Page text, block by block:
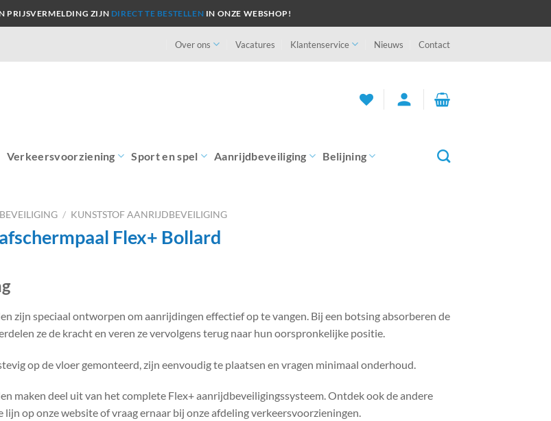
PRIJSVERMELDING ZIJN DIRECT TE BESTELLEN IN ONZE WEBSHOP!
Over ons Vacatures Klantenservice Nieuws Contact
person
Verkeersvoorziening Sport en spel Aanrijdbeveiliging Belijning
/ KUNSTSTOF AANRIJDBEVEILIGING
Flex+ Bollard
zijn speciaal ontworpen om aanrijdingen effectief op te vangen. Bij een botsing absorberen de
ze de kracht en veren ze vervolgens terug naar hun oorspronkelijke positie.
op de vloer gemonteerd, zijn eenvoudig te plaatsen en vragen minimaal onderhoud.
maken deel uit van het complete Flex+ aanrijdbeveiligingssysteem. Ontdek ook de andere
lijn op onze website of vraag ernaar bij onze afdeling verkeersvoorzieningen.